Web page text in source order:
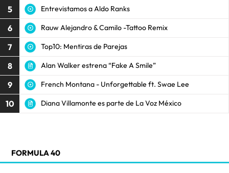
5 Entrevistamos a Aldo Ranks
6 Rauw Alejandro & Camilo -Tattoo Remix
7 Top10: Mentiras de Parejas
8 Alan Walker estrena “Fake A Smile”
9 French Montana - Unforgettable ft. Swae Lee
10 Diana Villamonte es parte de La Voz México
FORMULA 40